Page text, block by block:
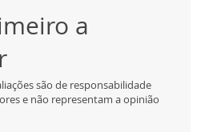
a
são de responsabilidade
e não representam a opinião